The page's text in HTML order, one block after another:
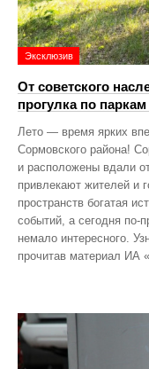
Эксклюзив
От советского
прогулка по
Лето — время ярких
Сормовского района!
и расположены вдали
привлекают жителей и
пространств богатая
событий, а сегодня
немало интересного.
прочитав материал ИА